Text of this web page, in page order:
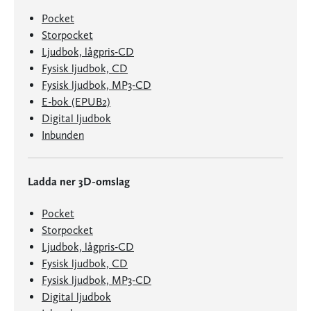
Pocket
Storpocket
Ljudbok, lågpris-CD
Fysisk ljudbok, CD
Fysisk ljudbok, MP3-CD
E-bok (EPUB2)
Digital ljudbok
Inbunden
Ladda ner 3D-omslag
Pocket
Storpocket
Ljudbok, lågpris-CD
Fysisk ljudbok, CD
Fysisk ljudbok, MP3-CD
Digital ljudbok